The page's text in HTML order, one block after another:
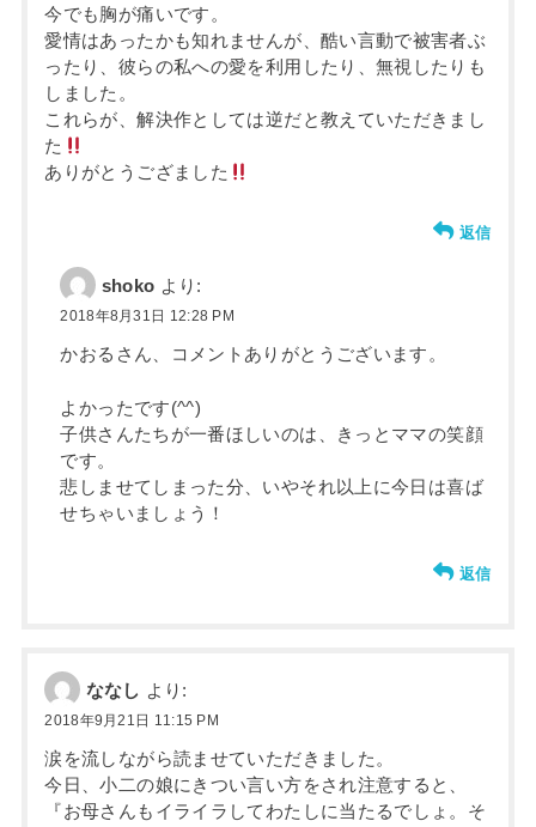
今でも胸が痛いです。
愛情はあったかも知れませんが、酷い言動で被害者ぶ
ったり、彼らの私への愛を利用したり、無視したりも
しました。
これらが、解決作としては逆だと教えていただきまし
た
ありがとうござました
返信
shoko より:
2018年8月31日 12:28 PM
かおるさん、コメントありがとうございます。
よかったです(^^)
子供さんたちが一番ほしいのは、きっとママの笑顔
です。
悲しませてしまった分、いやそれ以上に今日は喜ば
せちゃいましょう！
返信
ななし より:
2018年9月21日 11:15 PM
涙を流しながら読ませていただきました。
今日、小二の娘にきつい言い方をされ注意すると、
『お母さんもイライラしてわたしに当たるでしょ。そ